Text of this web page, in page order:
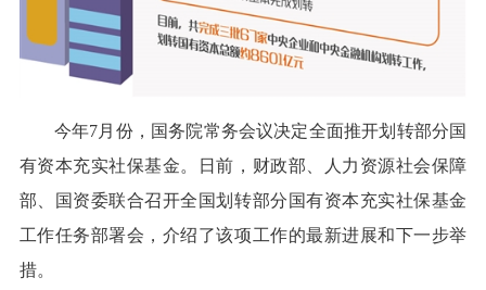
今年7月份，国务院常务会议决定全面推开划转部分国
有资本充实社保基金。日前，财政部、人力资源社会保障
部、国资委联合召开全国划转部分国有资本充实社保基金
工作任务部署会，介绍了该项工作的最新进展和下一步举
措。